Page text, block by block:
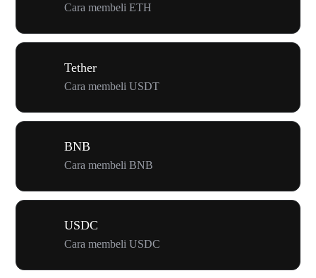
Cara membeli ETH
Tether
Cara membeli USDT
BNB
Cara membeli BNB
USDC
Cara membeli USDC